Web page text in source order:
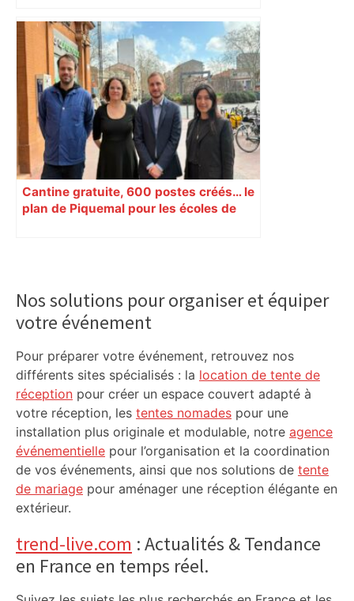
Toulouse. Un incendie se déclare dans
un bâtiment désaffecté : une
cinquantaine de migrants évacuée –
Actu.fr
Cantine gratuite, 600 postes créés… le
plan de Piquemal pour les écoles de
Sidebar
Nos solutions pour organiser et équiper
votre événement
Pour préparer votre événement, retrouvez nos
différents sites spécialisés : la location de tente de
réception pour créer un espace couvert adapté à
votre réception, les tentes nomades pour une
installation plus originale et modulable, notre agence
événementielle pour l’organisation et la coordination
de vos événements, ainsi que nos solutions de tente
de mariage pour aménager une réception élégante en
extérieur.
trend-live.com : Actualités & Tendance
en France en temps réel.